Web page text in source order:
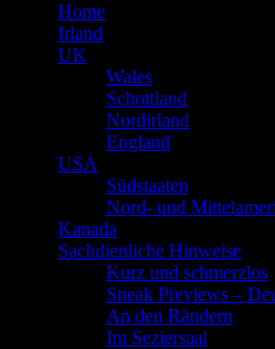
Home
Irland
UK
Wales
Schottland
Nordirland
England
USA
Südstaaten
Nord- und
Kanada
Sachdienliche Hinweise
Kurz und schmerzlos
Sneak Previews –
An den Rändern
Im Seziersaal